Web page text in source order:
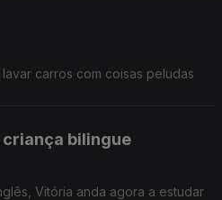
carros com coisas peludas
criança bilingue
Vitória anda agora a estudar